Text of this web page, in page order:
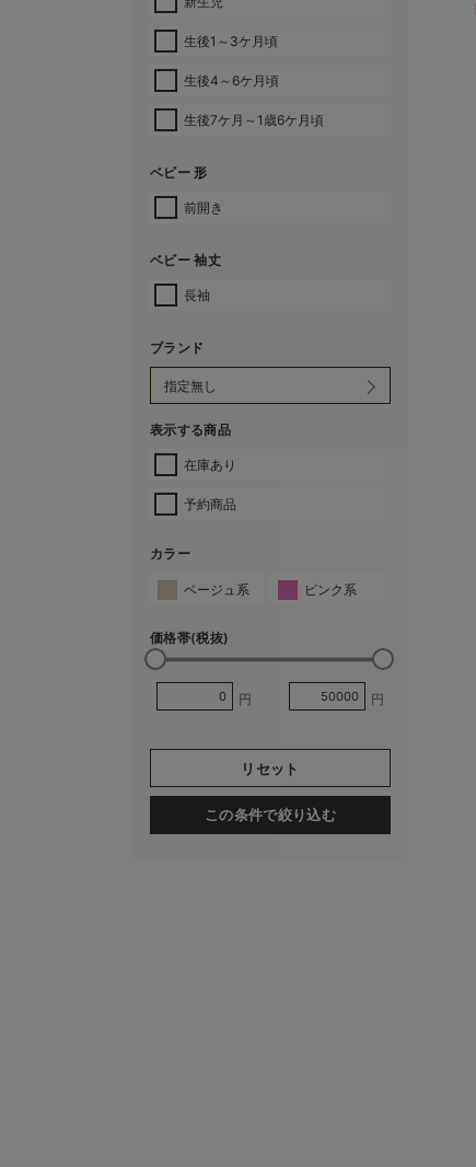
生後1～3ケ月頃
生後4～6ケ月頃
生後7ケ月～1歳6ケ月頃
ベビー 形
前開き
ベビー 袖丈
長袖
ブランド
表示する商品
在庫あり
予約商品
カラー
ベージュ系 ピンク系
価格帯(税抜)
円 円
リセット
この条件で絞り込む